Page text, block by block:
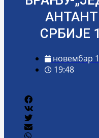
СРБИЈЕ
новембар
19:48